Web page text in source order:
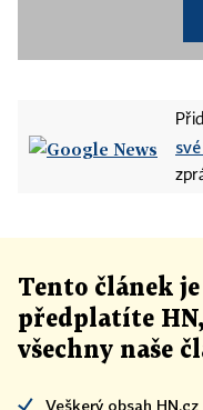
Tento článek je
předplatíte
všechny naše
Veškerý obsah HN.cz